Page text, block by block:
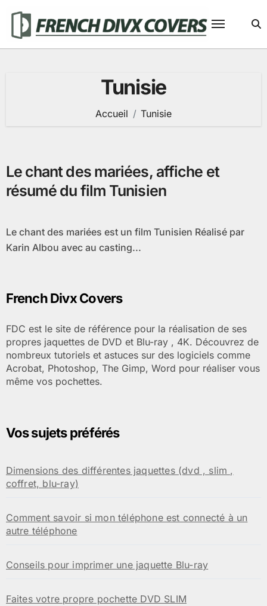
contenu
Tunisie
Accueil Tunisie
Le chant des mariées, affiche et
résumé du film Tunisien
Le chant des mariées est un film Tunisien Réalisé par
Karin Albou avec au casting...
French Divx Covers
FDC est le site de référence pour la réalisation de ses
propres jaquettes de DVD et Blu-ray , 4K. Découvrez de
nombreux tutoriels et astuces sur des logiciels comme
Acrobat, Photoshop, The Gimp, Word pour réaliser vous
même vos pochettes.
Vos sujets préférés
Dimensions des différentes jaquettes (dvd , slim ,
coffret, blu-ray)
Comment savoir si mon téléphone est connecté à un
autre téléphone
Conseils pour imprimer une jaquette Blu-ray
Faites votre propre pochette DVD SLIM